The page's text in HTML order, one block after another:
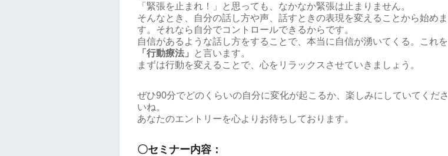
「緊張を止まれ！」と思っても、なかなか緊張は止まりません。
そんなとき、自分の話し方や声、話すときの表現を変えることから始めま
す。それなら自分でコントロールできるからです。
自信があるような話し方をすることで、本当に自信が湧いてくる。これを
「行動療法」
と言います。
まずは行動を変えることで、心をリラックスさせていきましょう。
ぜひ90分でどのくらいの自分に変化が起こるか、楽しみにしていてくださ
いね。
あなたのエントリーを心よりお待ちしております。
〇セミナー内容：